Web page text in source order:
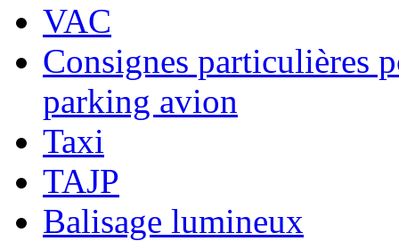
VAC
Consignes particulières
parking avion
Taxi
TAJP
Balisage lumineux